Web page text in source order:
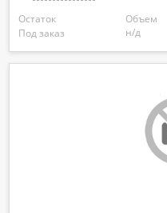
Остаток
Под заказ
Объем
н/д